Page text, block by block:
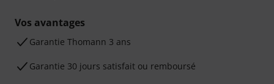
Vos avantages
Ga­ran­tie Thomann 3 ans
Garantie 30 jours satisfait ou remboursé